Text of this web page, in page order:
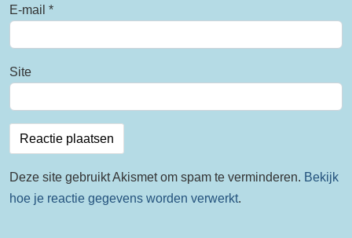
E-mail *
Site
Deze site gebruikt Akismet om spam te verminderen. Bekijk
hoe je reactie gegevens worden verwerkt.